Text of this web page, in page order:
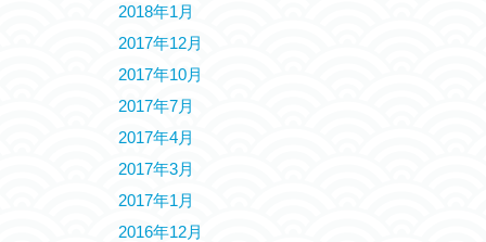
2018年1月
2017年12月
2017年10月
2017年7月
2017年4月
2017年3月
2017年1月
2016年12月